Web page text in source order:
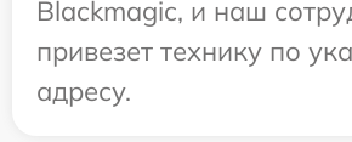
Blackmagic, и наш
привезет технику по
адресу.